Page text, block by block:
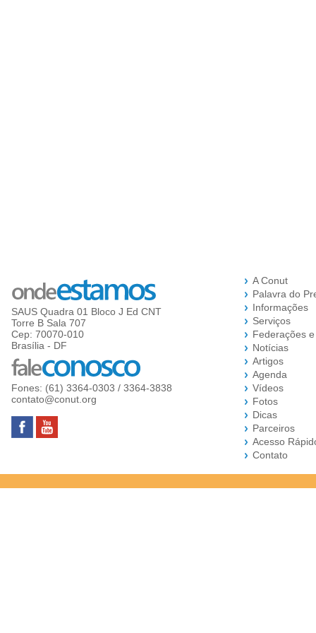
SAUS Quadra 01 Bloco J Ed CNT
Torre B Sala 707
Cep: 70070-010
Brasília - DF
Fones: (61) 3364-0303 / 3364-3838
contato@conut.org
A Conut
Palavra do
Informações
Serviços
Federações
Notícias
Artigos
Agenda
Vídeos
Fotos
Dicas
Parceiros
Acesso
Contato